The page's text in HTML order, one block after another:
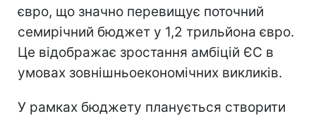
євро, що значно перевищує поточний
семирічний бюджет у 1,2 трильйона євро.
Це відображає зростання амбіцій ЄС в
умовах зовнішньоекономічних викликів.
У рамках бюджету планується створити